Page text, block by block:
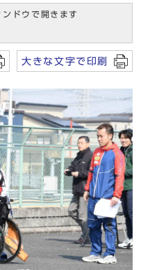
ドウで開きます
大きな文字で印刷